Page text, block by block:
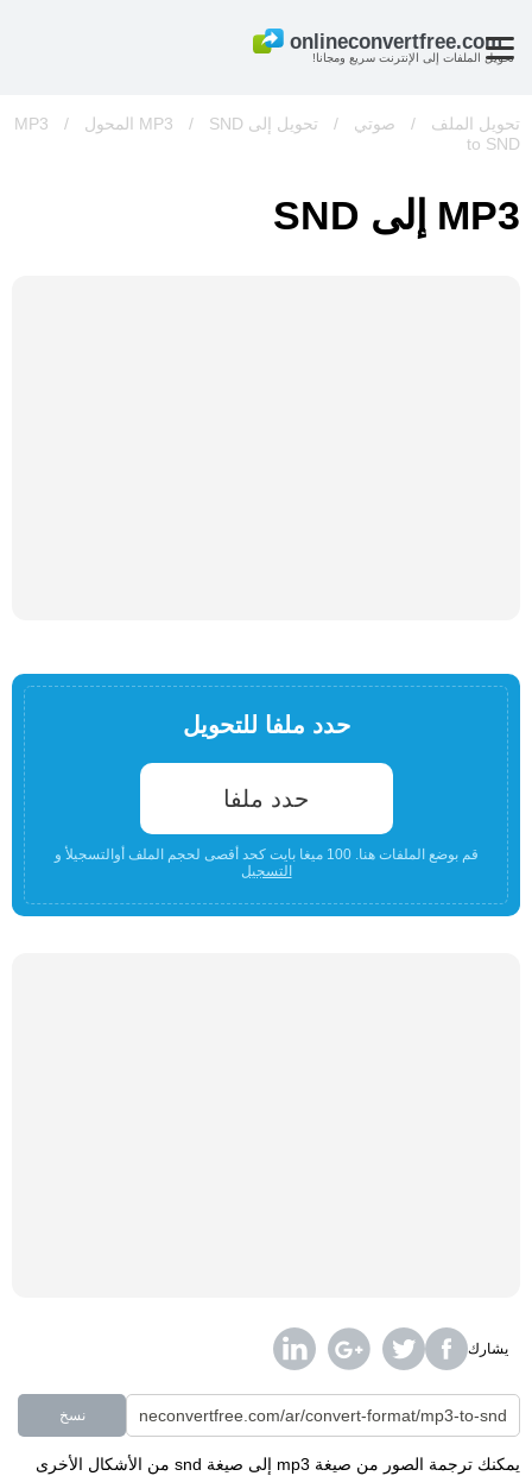
تحويل الملفات إلى الإنترنت سريع ومجانا!
تحويل الملف / صوتي / تحويل إلى MP3 / SND المحول /
MP3
to SND
MP3 إلى SND
حدد ملفا للتحويل
حدد ملفا
قم بوضع الملفات هنا. 100 ميغا بايت كحد أقصى لحجم الملف أوالتسجيلأ و
التسجيل
يشارك
نسخ
يمكنك ترجمة الصور من صيغة mp3 إلى صيغة snd من الأشكال الأخرى